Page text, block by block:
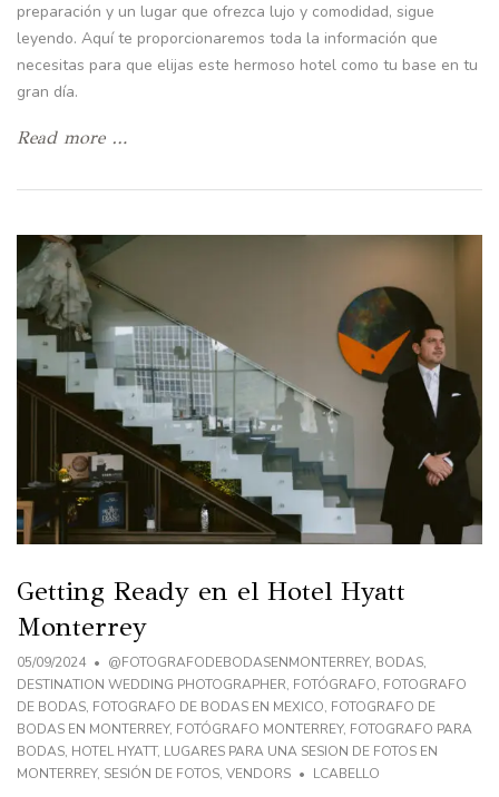
preparación y un lugar que ofrezca lujo y comodidad, sigue
leyendo. Aquí te proporcionaremos toda la información que
necesitas para que elijas este hermoso hotel como tu base en tu
gran día.
Read more …
Getting Ready en el Hotel Hyatt
Monterrey
05/09/2024 @FOTOGRAFODEBODASENMONTERREY, BODAS,
DESTINATION WEDDING PHOTOGRAPHER, FOTÓGRAFO, FOTOGRAFO
DE BODAS, FOTOGRAFO DE BODAS EN MEXICO, FOTOGRAFO DE
BODAS EN MONTERREY, FOTÓGRAFO MONTERREY, FOTOGRAFO PARA
BODAS, HOTEL HYATT, LUGARES PARA UNA SESION DE FOTOS EN
MONTERREY, SESIÓN DE FOTOS, VENDORS LCABELLO